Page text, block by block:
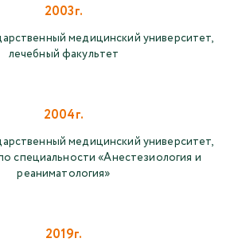
2003г.
медицинский университет,
лечебный факультет
2004г.
медицинский университет,
специальности «Анестезиология и
реаниматология»
2019г.